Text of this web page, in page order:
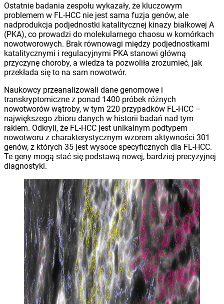
Ostatnie badania zespołu wykazały, że kluczowym
problemem w FL-HCC nie jest sama fuzja genów, ale
nadprodukcja podjednostki katalitycznej kinazy białkowej A
(PKA), co prowadzi do molekularnego chaosu w komórkach
nowotworowych. Brak równowagi między podjednostkami
katalitycznymi i regulacyjnymi PKA stanowi główną
przyczynę choroby, a wiedza ta pozwoliła zrozumieć, jak
przekłada się to na sam nowotwór.
Naukowcy przeanalizowali dane genomowe i
transkryptomiczne z ponad 1400 próbek różnych
nowotworów wątroby, w tym 220 przypadków FL-HCC –
największego zbioru danych w historii badań nad tym
rakiem. Odkryli, że FL-HCC jest unikalnym podtypem
nowotworu z charakterystycznym wzorem aktywności 301
genów, z których 35 jest wysoce specyficznych dla FL-HCC.
Te geny mogą stać się podstawą nowej, bardziej precyzyjnej
diagnostyki.